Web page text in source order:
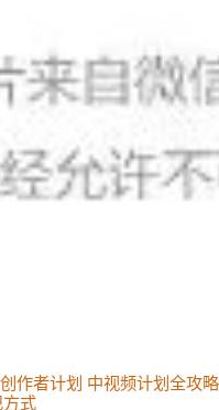
作者计划 中视频计划全攻
式